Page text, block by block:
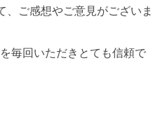
、ご感想やご意見がございま
毎回いただきとても信頼で